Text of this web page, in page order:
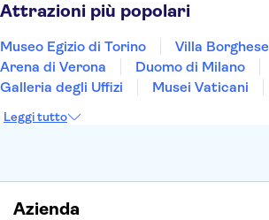
Attrazioni più popolari
Museo Egizio di Torino
Villa Borghese
Arena di Verona
Duomo di Milano
Galleria degli Uffizi
Musei Vaticani
Reggia di Caserta
Leggi tutto
Azienda